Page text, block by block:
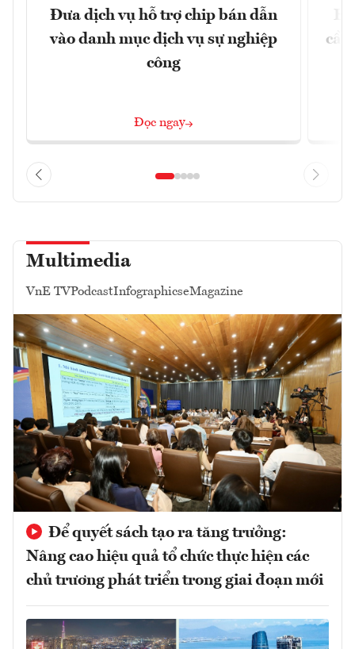
Đưa dịch vụ hỗ trợ chip bán dẫn
vào danh mục dịch vụ sự nghiệp
công
Đọc ngay
Multimedia
VnE TVPodcastInfographicseMagazine
Để quyết sách tạo ra tăng trưởng:
Nâng cao hiệu quả tổ chức thực hiện các
chủ trương phát triển trong giai đoạn mới